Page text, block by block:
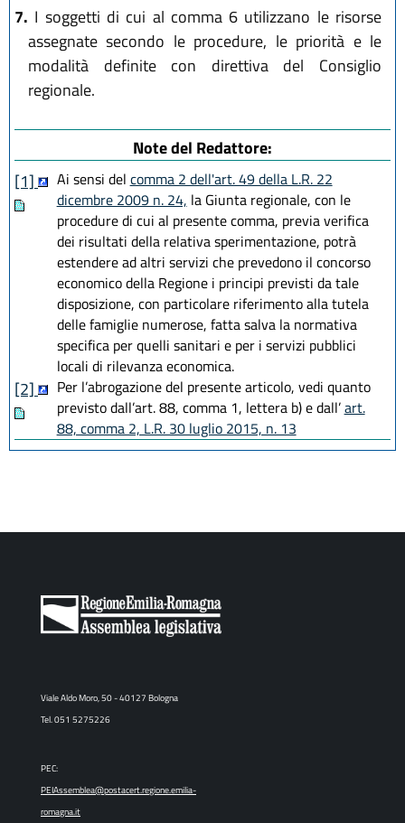
7. I soggetti di cui al comma 6 utilizzano le risorse
assegnate secondo le procedure, le priorità e le
modalità definite con direttiva del Consiglio
regionale.
Note del Redattore:
[1]
Ai sensi del comma 2 dell'art. 49 della L.R. 22
dicembre 2009 n. 24, la Giunta regionale, con le
procedure di cui al presente comma, previa verifica
dei risultati della relativa sperimentazione, potrà
estendere ad altri servizi che prevedono il concorso
economico della Regione i principi previsti da tale
disposizione, con particolare riferimento alla tutela
delle famiglie numerose, fatta salva la normativa
specifica per quelli sanitari e per i servizi pubblici
locali di rilevanza economica.
[2]
Per l’abrogazione del presente articolo, vedi quanto
previsto dall’art. 88, comma 1, lettera b) e dall’art.
88, comma 2, L.R. 30 luglio 2015, n. 13
Viale Aldo Moro, 50 - 40127 Bologna
Tel. 051 5275226
PEC:
PEIAssemblea@postacert.regione.emilia-
romagna.it